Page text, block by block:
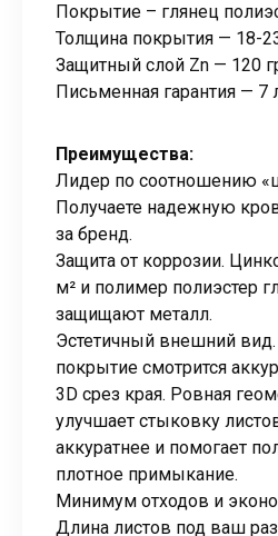
Покрытие – глянец
Толщина покрытия — 18-
Защитный слой Zn — 120
Письменная гарантия — 7
Преимущества:
Лидер по соотношению
Получаете надежную
за бренд.
Защита от коррозии.
м² и полимер полиэстер
защищают металл.
Эстетичный внешний
покрытие смотрится
3D срез края. Ровная
улучшает стыковку
аккуратнее и помогает
плотное примыкание.
Минимум отходов и
Длина листов под ваш